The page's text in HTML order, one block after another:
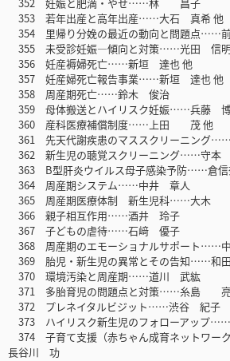
353 若年出産と高年出産……大石 真希 他
354 里帰り分娩の最近の動向と問題点……
355 未受診妊娠―傾向と対策……光田 信
356 妊産褥婦死亡……新垣 達也 他
357 妊産婦死亡報告事業……新垣 達也 他
358 周産期死亡……鈴木 俊治
359 母体搬送とハイリスク妊娠……兵藤
360 産科医療補償制度……上田 茂 他
361 先天代謝疾患のマススクリーニング
362 新生児の聴覚スクリーニング……守本
363 B型肝炎ウイルス母子感染予防……倉信
364 周産期システム……中井 章人
365 周産期医療体制 新生児科……大木
366 親子相互作用……酒井 玲子
367 子どもの虐待……石﨑 優子
368 周産期のエモーショナルサポート……
369 胎児・新生児の異常とその告知……
370 環境汚染と周産期……道川 武紘
371 多胎育児の問題点と対策……糸島
372 プレネイタルビジット……渋谷 紀子
373 ハイリスク新生児のフォローアップ……
374 子育て支援（赤ちゃん成育ネットワー
長谷川 功